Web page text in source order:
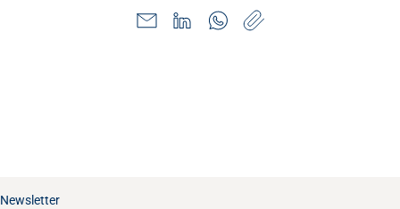
Newsletter